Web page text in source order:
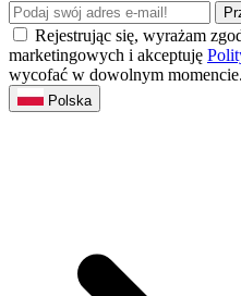
Rejestrując się, wyrażam
marketingowych i akceptuję
wycofać w dowolnym momencie.
Polska